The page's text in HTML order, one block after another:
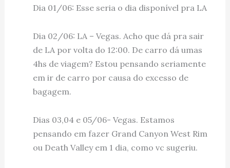
Dia 01/06: Esse seria o dia disponível pra LA
Dia 02/06: LA – Vegas. Acho que dá pra sair
de LA por volta do 12:00. De carro dá umas
4hs de viagem? Estou pensando seriamente
em ir de carro por causa do excesso de
bagagem.
Dias 03,04 e 05/06- Vegas. Estamos
pensando em fazer Grand Canyon West Rim
ou Death Valley em 1 dia, como vc sugeriu.